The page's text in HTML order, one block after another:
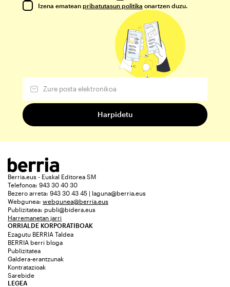
Izena ematean pribatutasun politika onartzen duzu.
Berria.eus - Euskal Editorea SM
Telefonoa: 943 30 40 30
Bezero arreta: 943 30 43 45 | laguna@berria.eus
Webgunea: webgunea@berria.eus
Publizitatea: publi@bidera.eus
Harremanetan jarri
ORRIALDE KORPORATIBOAK
Ezagutu BERRIA Taldea
BERRIA berri bloga
Publizitatea
Galdera-erantzunak
Kontratazioak
Sarebide
LEGEA